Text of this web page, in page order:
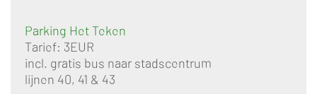
Parking Het Teken
Tarief: 3EUR
incl. gratis bus naar stadscentrum
lijnen 40, 41 & 43